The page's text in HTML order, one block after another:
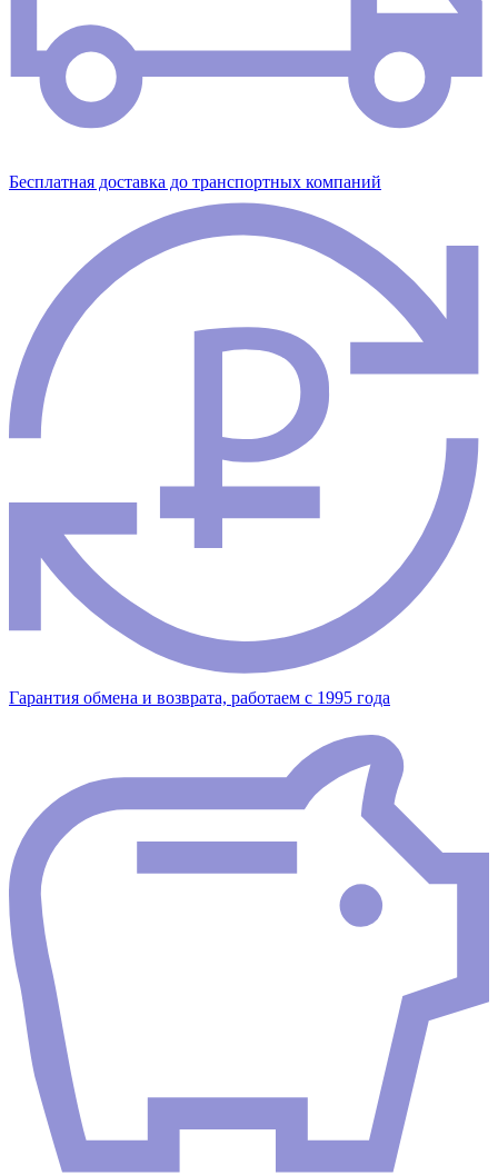
Бесплатная доставка до транспортных компаний
Гарантия обмена и возврата, работаем с 1995 года